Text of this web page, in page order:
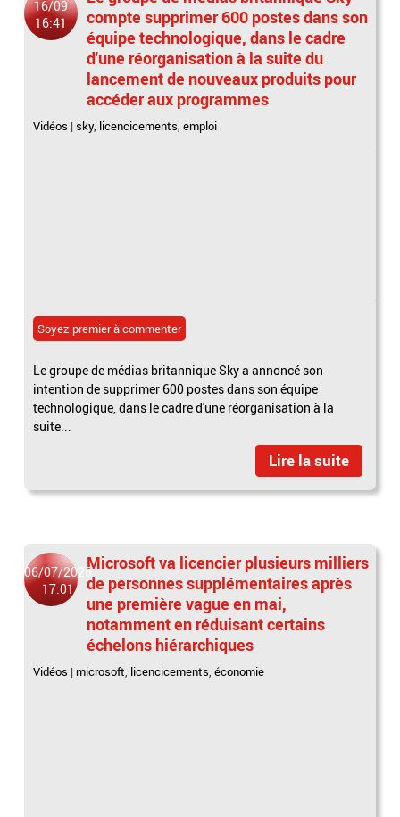
16/09
16:41
compte supprimer 600 postes dans son
équipe technologique, dans le cadre
d'une réorganisation à la suite du
lancement de nouveaux produits pour
accéder aux programmes
Vidéos |sky, licencicements,emploi
Soyez premier à commenter
Le groupe de médias britannique Sky a annoncé son
intention de supprimer 600 postes dans son équipe
technologique, dans le cadre d'une réorganisation à la
suite...
Lire la suite
06/07/2025
17:01
Microsoft va licencier plusieurs milliers
de personnes supplémentaires après
une première vague en mai,
notamment en réduisant certains
échelons hiérarchiques
Vidéos | microsoft, licencicements,économie